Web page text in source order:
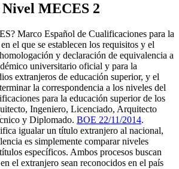
MECES 2
Marco Español de Cualificaciones para la
el que se establecen los requisitos y el
y declaración de equivalencia a
universitario oficial y para la
extranjeros de educación superior, y el
la correspondencia a los niveles del
para la educación superior de los
Ingeniero, Licenciado, Arquitecto
y Diplomado. BOE 22/11/2014.
igualar un título extranjero al nacional,
es simplemente comparar niveles
específicos. Ambos procesos buscan
el extranjero sean reconocidos en el país